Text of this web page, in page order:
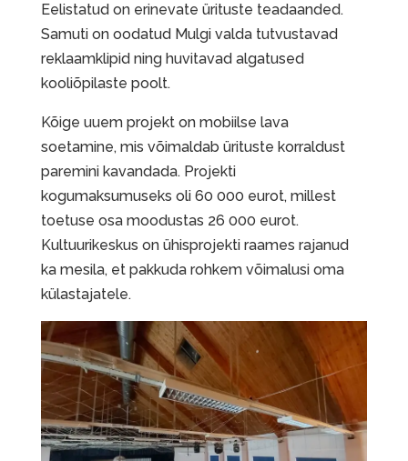
Eelistatud on erinevate ürituste teadaanded.
Samuti on oodatud Mulgi valda tutvustavad
reklaamklipid ning huvitavad algatused
kooliõpilaste poolt.
Kõige uuem projekt on mobiilse lava
soetamine, mis võimaldab ürituste korraldust
paremini kavandada. Projekti
kogumaksumuseks oli 60 000 eurot, millest
toetuse osa moodustas 26 000 eurot.
Kultuurikeskus on ühisprojekti raames rajanud
ka mesila, et pakkuda rohkem võimalusi oma
külastajatele.